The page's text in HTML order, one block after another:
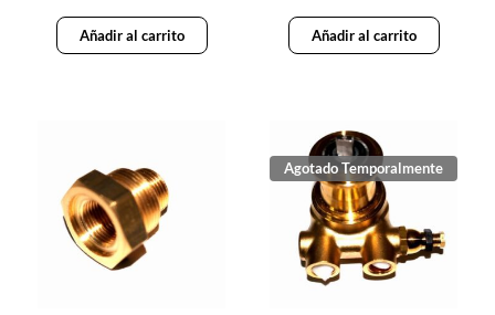
Añadir al carrito Añadir al carrito